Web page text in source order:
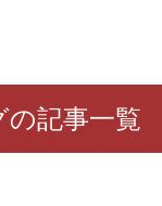
の記事一覧